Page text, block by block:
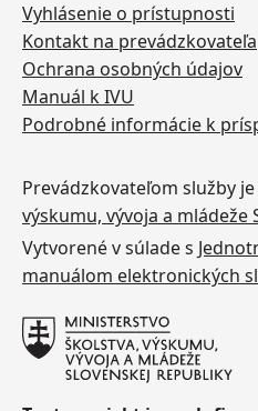
Vyhlásenie o prístupnosti
Kontakt na prevádzkovateľa
Ochrana osobných údajov
Manuál k IVU
Podrobné informácie k
Prevádzkovateľom služby je
výskumu, vývoja a mládeže
Vytvorené v súlade s
manuálom elektronických